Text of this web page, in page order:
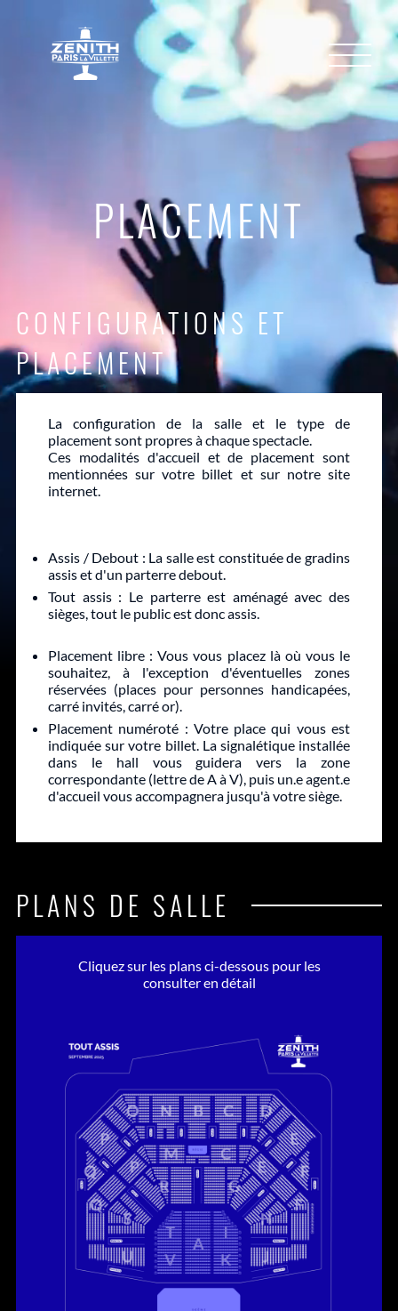
PLACEMENT
CONFIGURATIONS ET
PLACEMENT
La configuration de la salle et le type de
placement sont propres à chaque spectacle.
Ces modalités d'accueil et de placement sont
mentionnées sur votre billet et sur notre site
internet.
Assis / Debout : La salle est constituée de gradins
assis et d'un parterre debout.
Tout assis: Le parterre est aménagé avec des
sièges, tout le public est donc assis.
Placement libre : Vous vous placez là où vous le
souhaitez, à l'exception d'éventuelles zones
réservées (places pour personnes handicapées,
carré invités, carré or).
Placement numéroté : Votre place qui vous est
indiquée sur votre billet. La signalétique installée
dans le hall vous guidera vers la zone
correspondante (lettre de A à V), puis un.e agent.e
d'accueil vous accompagnera jusqu'à votre siège.
PLANS DE SALLE
Cliquez sur les plans ci-dessous pour les
consulter en détail